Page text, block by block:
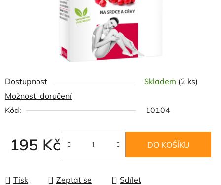
Dostupnost Skladem (2 ks)
Možnosti doručení
Kód:
10104
195 Kč DO KOŠÍKU
Tisk Zeptat se Sdílet